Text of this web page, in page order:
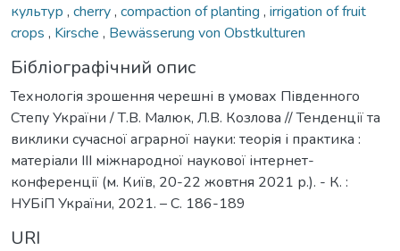
культур , cherry, compaction of planting , irrigation of fruit
crops , Kirsche , Bewässerung von Obstkulturen
Бібліографічний опис
Технологія зрошення черешні в умовах Південного
Степу України / Т.В. Малюк, Л.В. Козлова // Тенденції та
виклики сучасної аграрної науки: теорія і практика :
матеріали IIІ міжнародної наукової інтернет-
конференції (м. Київ, 20-22 жовтня 2021 р.). - К. :
НУБіП України, 2021. – С. 186-189
URI